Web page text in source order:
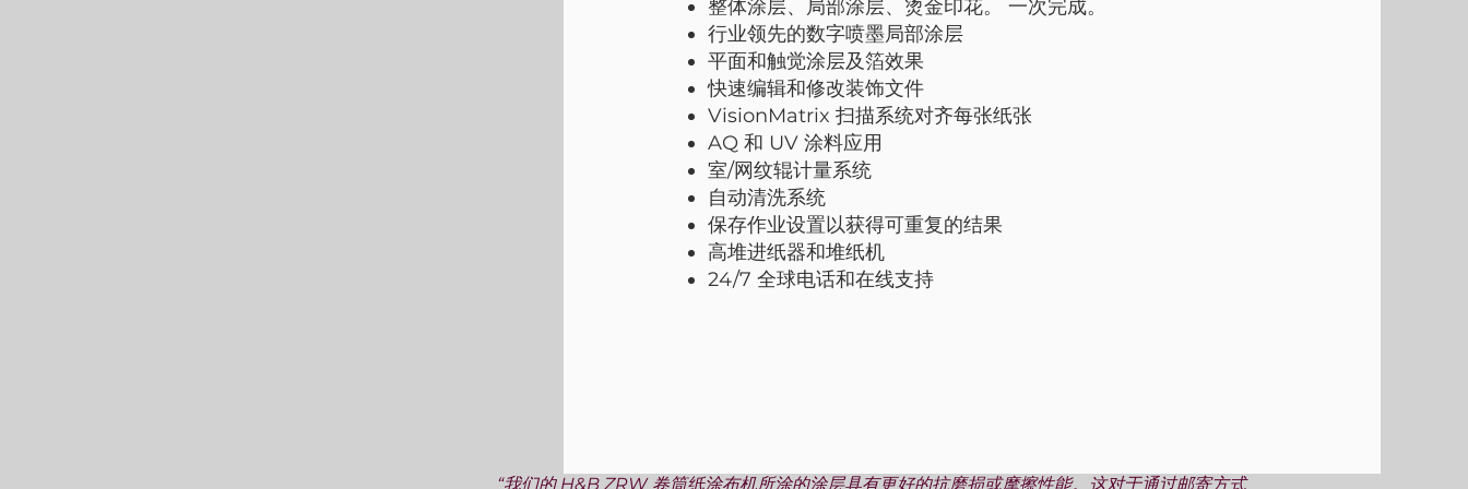
整体涂层、局部涂层、烫金印花。 一次完成。
行业领先的数字喷墨局部涂层
平面和触觉涂层及箔效果
快速编辑和修改装饰文件
VisionMatrix 扫描系统对齐每张纸张
AQ 和 UV 涂料应用
室/网纹辊计量系统
自动清洗系统
保存作业设置以获得可重复的结果
高堆进纸器和堆纸机
24/7 全球电话和在线支持
“我们的 H&B ZRW 卷筒纸涂布机所涂的涂层具有更好的抗磨损或摩擦性能。这对于通过邮寄方式